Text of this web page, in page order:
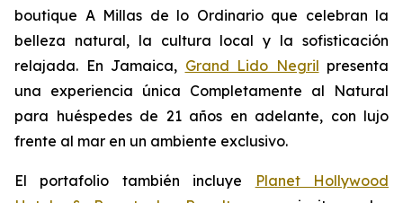
boutique A Millas de lo Ordinarioque celebran la
belleza natural, la cultura local y la sofisticación
relajada. En Jamaica, Grand Lido Negril presenta
una experiencia única Completamente al Natural
para huéspedes de 21 años en adelante, con lujo
frente al mar en un ambiente exclusivo.
El portafolio también incluye
Planet Hollywood